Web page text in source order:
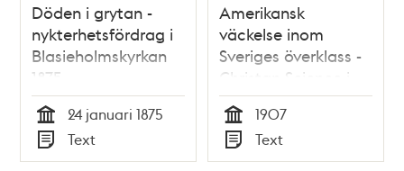
Döden i grytan -
nykterhetsfördrag i
Blasieholmskyrkan
1875
Tid
24 januari 1875
Typ
Text
Amerikansk
väckelse inom
Sveriges överklass -
Christan Science i
Stockholm
Tid
1907
Typ
Text